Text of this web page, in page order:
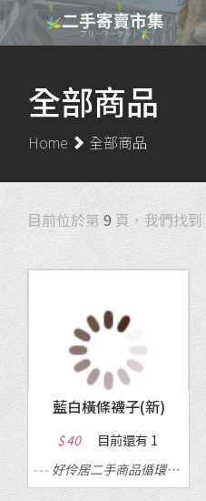
全部商品
Home 全部商品
目前位於第 9 頁，我們找到
藍白橫條襪子(新)
$ 40 目前還有 1
---好伶居二手商品循環店 ---